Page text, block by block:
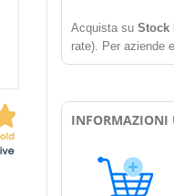
Acquista suStock
rate). Per aziende
INFORMAZIONI